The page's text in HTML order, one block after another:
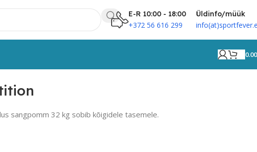
E-R 10:00 - 18:00
+372 56 616 299
Üldinfo/müük
sangpomm 32 kg sobib kõigidele tasemele.